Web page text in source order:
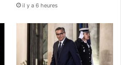
il y a 6 heures